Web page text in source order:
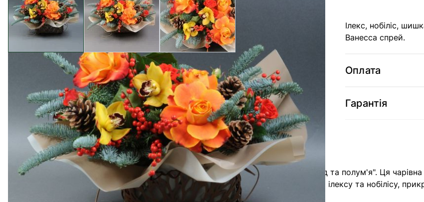
Ілекс, нобіліс,
Ванесса спрей.
Оплата
Гарантія
Опис товару
Магазин "Камелія" радий представити вам унікальну новорічну композицію "Лід та полум'я". Ця
енергії, створюючи атмосферу чарівництва й тепла. Вона складається з ніжних ілексу та нобілісу,
та квітами троянди Кахала та троянди Ванесса спрей.